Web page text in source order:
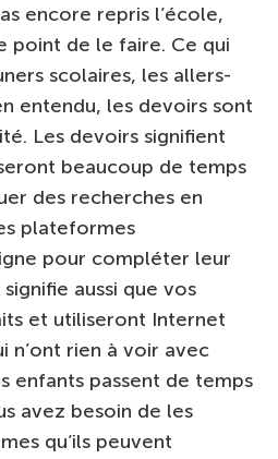
encore repris l’école,
point de le faire. Ce qui
scolaires, les allers-
entendu, les devoirs sont
Les devoirs signifient
beaucoup de temps
des recherches en
plateformes
pour compléter leur
aussi que vos
et utiliseront Internet
n’ont rien à voir avec
enfants passent de temps
avez besoin de les
qu’ils peuvent